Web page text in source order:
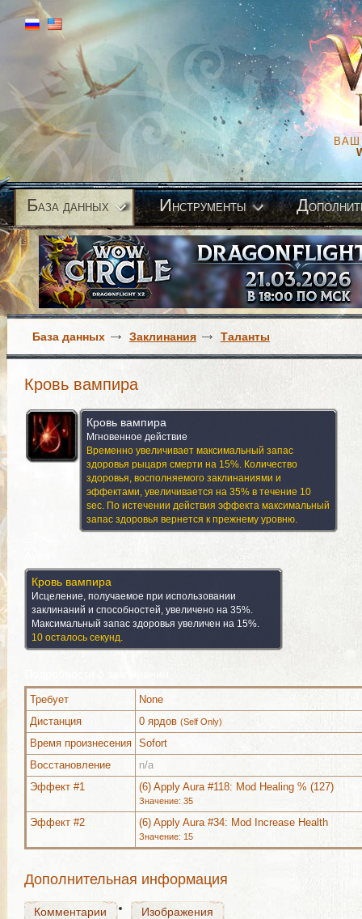
ВАШ
База данных Инструменты Д
База данных Заклинания Таланты
Кровь вампира
Кровь вампира
Мгновенное действие
Временно увеличивает максимальный запас
здоровья рыцаря смерти на 15%. Количество
здоровья, восполняемого заклинаниями и
эффектами, увеличивается на 35% в течение 10
sec. По истечении действия эффекта максимальный
запас здоровья вернется к прежнему уровню.
Кровь вампира
Исцеление, получаемое при использовании
заклинаний и способностей, увеличено на 35%.
Максимальный запас здоровья увеличен на 15%.
10 осталось секунд.
Требует
None
Дистанция
0 ярдов (Self Only)
Время произнесения Sofort
Восстановление
n/a
Эффект #1
(6) Apply Aura #118: Mod Healing % (127)
Значение: 35
Эффект #2 (6) Apply Aura #34: Mod Increase Health
Значение: 15
Дополнительная информация
Комментарии Изображения
Комментарии Изображения
Комментарии Изображения